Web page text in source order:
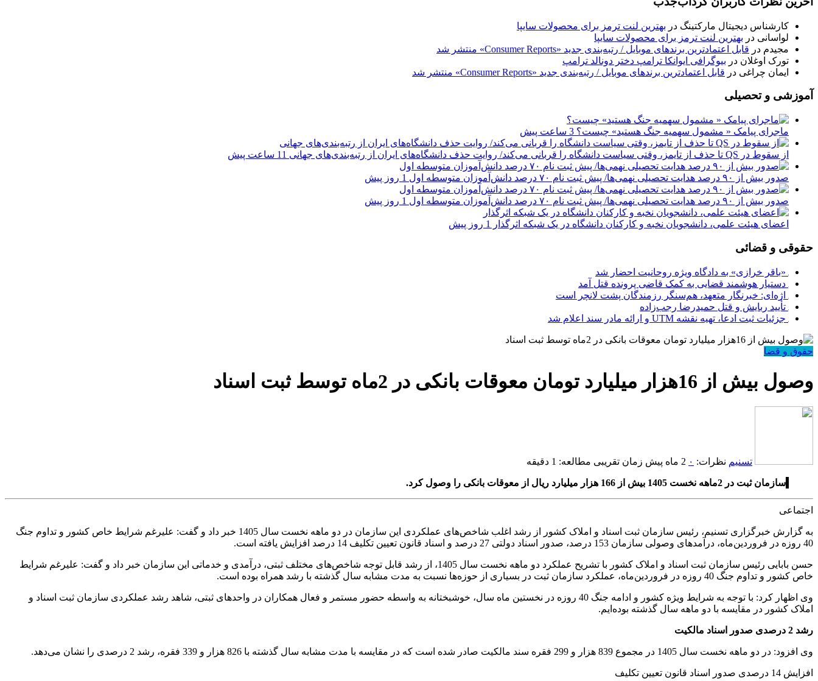
کارشناس دیجیتال مارکتینگ در بهترین لنت ترمز برای محصولات سایپا
لواسانی در بهترین لنت ترمز برای محصولات سایپا
مجیدم در قابل اعتمادترین برندهای موبایل / رتبه‌بندی جدید «Consumer Reports» منتشر شد
تورک اوغلان در بیوگرافی ایوانکا ترامپ دختر دونالد ترامپ
ایمان چراغی در قابل اعتمادترین برندهای موبایل / رتبه‌بندی جدید «Consumer Reports» منتشر شد
آموزشی و تحصیلی
ماجرای پیامک « مشمول سهمیه جنگ هستید» چیست؟ 3 ساعت پیش
از سقوط در QS تا حذف از تایمز، وقتی سیاست دانشگاه را قربانی می‌کند/ روایت حذف دانشگاه‌های ایران از رتبه‌بندی‌های جهانی 11 ساعت پیش
صدور بیش از ۹۰ درصد هدایت تحصیلی نهمی‌ها/ پیش ثبت نام ۷۰ درصد دانش‌آموزان متوسطه اول 1 روز پیش
صدور بیش از ۹۰ درصد هدایت تحصیلی نهمی‌ها/ پیش ثبت نام ۷۰ درصد دانش‌آموزان متوسطه اول 1 روز پیش
اعضای هیئت علمی، دانشجویان نخبه و کارکنان دانشگاه در یک شبکه‌ اثرگذار 1 روز پیش
حقوقی و قضائی
«باقر خرازی» به دادگاه ویژه روحانیت احضار شد
دستیار هوشمند قضایی به کمک قاضی پرونده قتل آمد
اژه‌ای: خبرنگار متعهد، هم‌سنگر رزمندگان پشت لانچر است
تأیید ربایش و قتل حمیدرضا رجب‌زاده
جزئیات ثبت ادعا، تهیه نقشه UTM و ارائه مادر سند اعلام شد
حقوق و قضا
وصول بیش از 16هزار میلیارد تومان معوقات بانکی در 2ماه توسط ثبت اسناد
تسنیم نظرات: ۰ 2 ماه پیش زمان تقریبی مطالعه: 1 دقیقه
سازمان ثبت در 2ماهه نخست 1405 بیش از 166 هزار میلیارد ریال از معوقات بانکی را وصول کرد.
اجتماعی
به گزارش خبرگزاری تسنیم، رئیس سازمان ثبت اسناد و املاک کشور از رشد اغلب شاخص‌های عملکردی این سازمان در دو ماهه نخست سال 1405 خبر داد و گفت: علیرغم شرایط خاص کشور و تداوم جنگ
40 روزه در فروردین‌ماه، درآمد‌های وصولی سازمان 153 درصد، صدور اسناد دولتی 27 درصد و اسناد قانون تعیین تکلیف 14 درصد افزایش یافته است.
حسن بابایی رئیس سازمان ثبت اسناد و املاک کشور با تشریح عملکرد دو ماهه نخست سال 1405، از رشد قابل توجه شاخص‌های مختلف ثبتی، درآمدی و خدماتی این سازمان خبر داد و گفت: علیرغم شرایط
خاص کشور و تداوم جنگ 40 روزه در فروردین‌ماه، عملکرد سازمان ثبت در بسیاری از حوزه‌ها نسبت به مدت مشابه سال گذشته با رشد همراه بوده است.
وی اظهار کرد: با توجه به شرایط ویژه کشور و ادامه جنگ 40 روزه در نخستین ماه سال، خوشبختانه به واسطه حضور مستمر و فعال همکاران در واحد‌های ثبتی، شاهد رشد عملکردی سازمان ثبت اسناد و
املاک کشور در مقایسه با دو ماهه سال گذشته بوده‌ایم.
رشد 2 درصدی صدور اسناد مالکیت
وی افزود: در دو ماهه نخست سال 1405 در مجموع 839 هزار و 299 فقره سند مالکیت صادر شده است که در مقایسه با مدت مشابه سال گذشته با 826 هزار و 339 فقره، رشد 2 درصدی را نشان می‌دهد.
افزایش 14 درصدی صدور اسناد قانون تعیین تکلیف